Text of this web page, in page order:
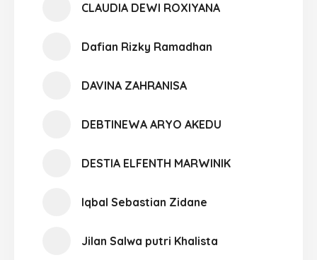
CLAUDIA DEWI ROXIYANA
Dafian Rizky Ramadhan
DAVINA ZAHRANISA
DEBTINEWA ARYO AKEDU
DESTIA ELFENTH MARWINIK
Iqbal Sebastian Zidane
Jilan Salwa putri Khalista